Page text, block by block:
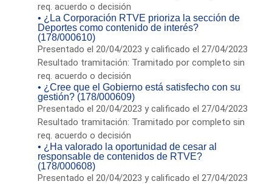
req. acuerdo o decisión
• ¿La Corporación RTVE prioriza la sección de
Deportes como contenido de interés?
(178/000610)
Presentado el 20/04/2023 y calificado el 27/04/2023
Resultado tramitación: Tramitado por completo sin
req. acuerdo o decisión
• ¿Cree que el Gobierno está satisfecho con su
gestión? (178/000609)
Presentado el 20/04/2023 y calificado el 27/04/2023
Resultado tramitación: Tramitado por completo sin
req. acuerdo o decisión
• ¿Ha valorado la oportunidad de cesar al
responsable de contenidos de RTVE?
(178/000608)
Presentado el 20/04/2023 y calificado el 27/04/2023